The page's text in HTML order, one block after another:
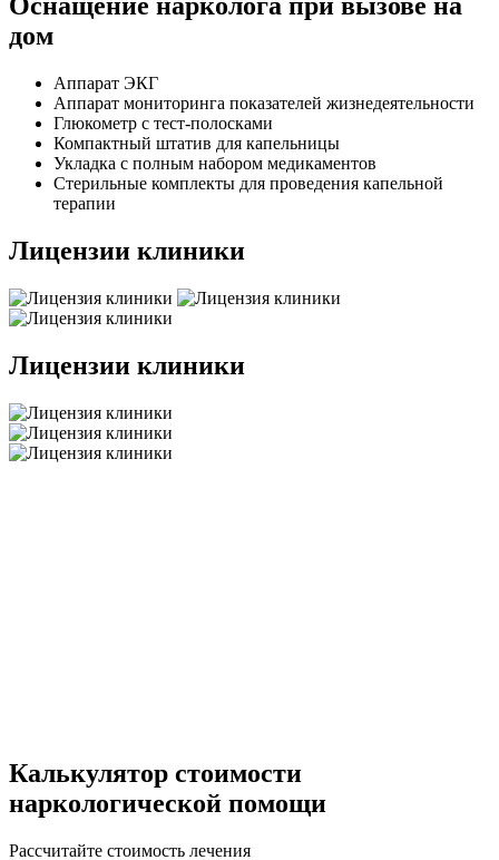
дом
Аппарат ЭКГ
Аппарат мониторинга показателей жизнедеятельности
Глюкометр с тест-полосками
Компактный штатив для капельницы
Укладка с полным набором медикаментов
Стерильные комплекты для проведения капельной
терапии
Лицензии клиники
Лицензии клиники
Калькулятор стоимости
наркологической помощи
Рассчитайте стоимость лечения